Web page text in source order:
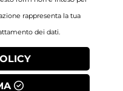
rappresenta la tua
dei dati.